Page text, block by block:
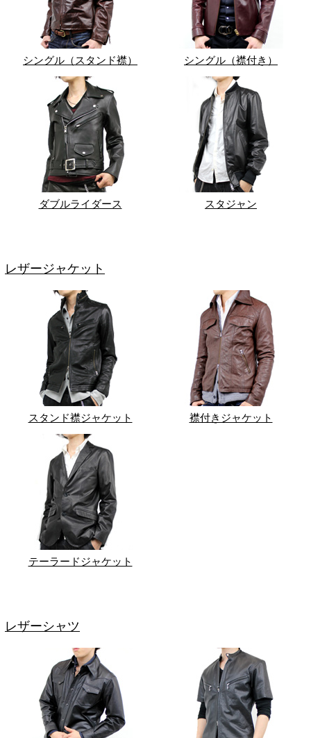
シングル（スタンド襟） シングル（襟付き）
ダブルライダース スタジャン
レザージャケット
スタンド襟ジャケット 襟付きジャケット
テーラードジャケット
レザーシャツ